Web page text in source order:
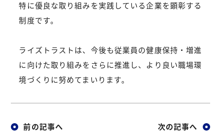
特に優良な取り組みを実践している企業を顕彰する
制度です。
ライズトラストは、今後も従業員の健康保持・増進
に向けた取り組みをさらに推進し、より良い職場環
境づくりに努めてまいります。
前の記事へ 次の記事へ